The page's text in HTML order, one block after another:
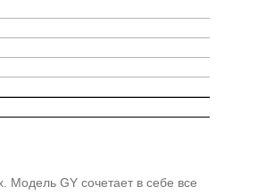
Модель GY сочетает в себе все